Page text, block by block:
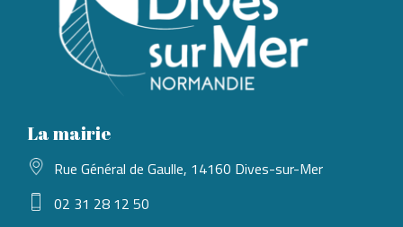
La mairie
Rue Général de Gaulle, 14160 Dives-sur-Mer
02 31 28 12 50